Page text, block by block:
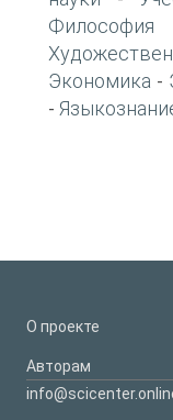
Философия
Экономика -
-
О проекте
Авторам